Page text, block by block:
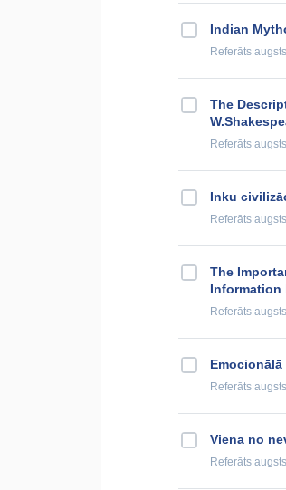
Indian
Referāts
The
Referāts
Inku
Referāts
The
Information
Referāts
Referāts
Viena no
Referāts